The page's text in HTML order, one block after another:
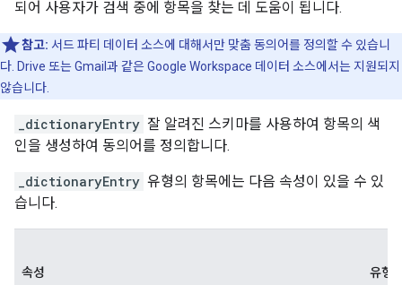
되어 사용자가 검색 중에 항목을 찾는 데 도움이 됩니다.
참고: 서드 파티 데이터 소스에 대해서만 맞춤 동의어를 정의할 수 있습니
다. Drive 또는 Gmail과 같은 Google Workspace 데이터 소스에서는 지원되지
않습니다.
_dictionaryEntry 잘 알려진 스키마를 사용하여 항목의 색
인을 생성하여 동의어를 정의합니다.
_dictionaryEntry 유형의 항목에는 다음 속성이 있을 수 있
습니다.
속성 유형